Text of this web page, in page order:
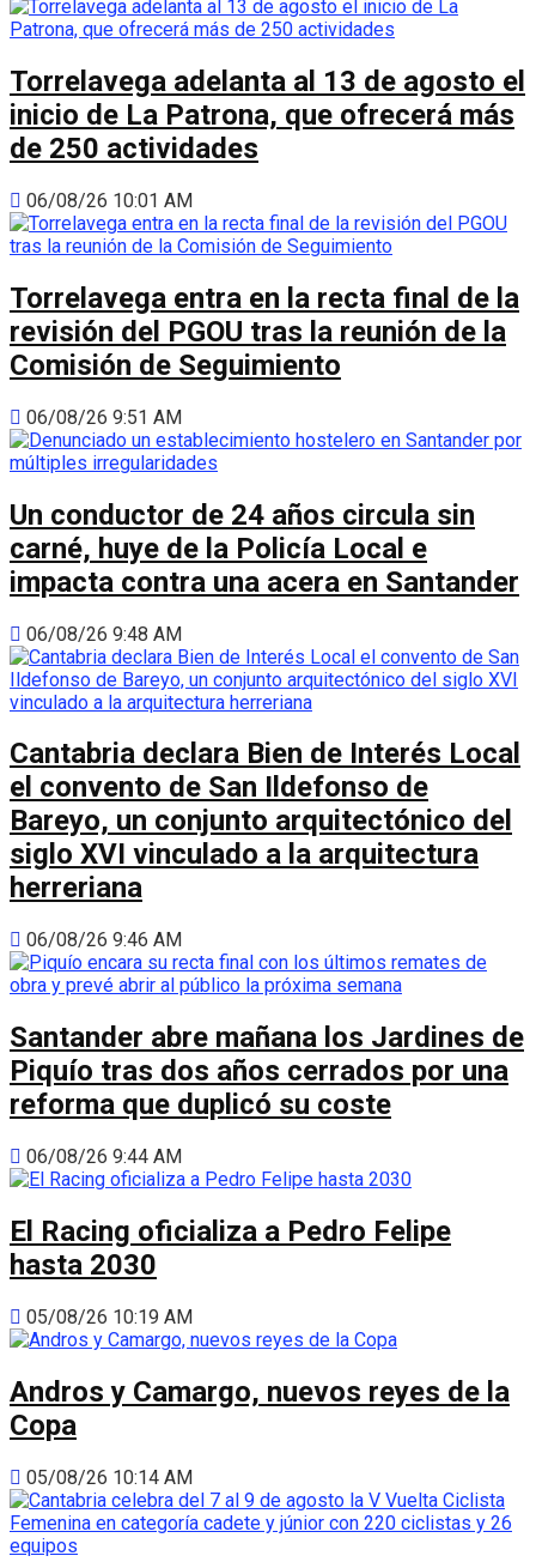
Torrelavega adelanta al 13 de agosto el
inicio de La Patrona, que ofrecerá más
de 250 actividades
06/08/26 10:01 AM
Torrelavega entra en la recta final de la
revisión del PGOU tras la reunión de la
Comisión de Seguimiento
06/08/26 9:51 AM
Un conductor de 24 años circula sin
carné, huye de la Policía Local e
impacta contra una acera en Santander
06/08/26 9:48 AM
Cantabria declara Bien de Interés Local
el convento de San Ildefonso de
Bareyo, un conjunto arquitectónico del
siglo XVI vinculado a la arquitectura
herreriana
06/08/26 9:46 AM
Santander abre mañana los Jardines de
Piquío tras dos años cerrados por una
reforma que duplicó su coste
06/08/26 9:44 AM
El Racing oficializa a Pedro Felipe
hasta 2030
05/08/26 10:19 AM
Andros y Camargo, nuevos reyes de la
Copa
05/08/26 10:14 AM